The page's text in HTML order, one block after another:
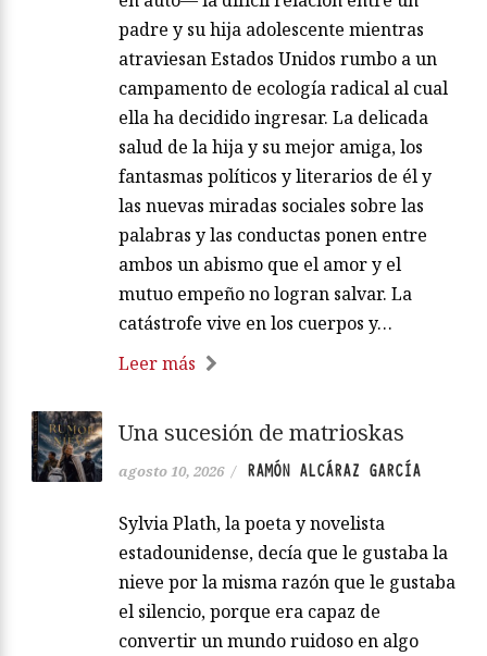
padre y su hija adolescente mientras
atraviesan Estados Unidos rumbo a un
campamento de ecología radical al cual
ella ha decidido ingresar. La delicada
salud de la hija y su mejor amiga, los
fantasmas políticos y literarios de él y
las nuevas miradas sociales sobre las
palabras y las conductas ponen entre
ambos un abismo que el amor y el
mutuo empeño no logran salvar. La
catástrofe vive en los cuerpos y…
Leer más
Una sucesión de matrioskas
agosto 10, 2026 / RAMÓN ALCÁRAZ GARCÍA
Sylvia Plath, la poeta y novelista
estadounidense, decía que le gustaba la
nieve por la misma razón que le gustaba
el silencio, porque era capaz de
convertir un mundo ruidoso en algo